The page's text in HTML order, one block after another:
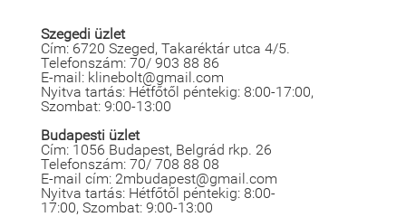
Szegedi üzlet
Cím: 6720 Szeged, Takaréktár utca 4/5.
Telefonszám: 70/ 903 88 86
E-mail: klinebolt@gmail.com
Nyitva tartás: Hétfőtől péntekig: 8:00-17:00,
Szombat: 9:00-13:00
Budapesti üzlet
Cím: 1056 Budapest, Belgrád rkp. 26
Telefonszám: 70/ 708 88 08
E-mail cím: 2mbudapest@gmail.com
Nyitva tartás: Hétfőtől péntekig: 8:00-
17:00, Szombat: 9:00-13:00